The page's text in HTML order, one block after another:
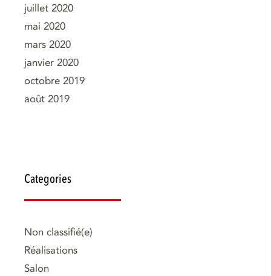
juillet 2020
mai 2020
mars 2020
janvier 2020
octobre 2019
août 2019
Categories
Non classifié(e)
Réalisations
Salon